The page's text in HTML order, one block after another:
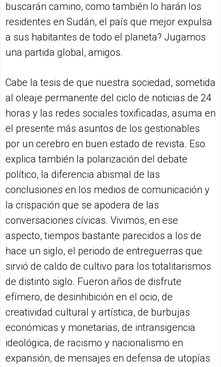
buscarán camino, como también lo harán los
residentes en Sudán, el país que mejor expulsa
a sus habitantes de todo el planeta? Jugamos
una partida global, amigos.
Cabe la tesis de que nuestra sociedad, sometida
al oleaje permanente del ciclo de noticias de 24
horas y las redes sociales toxificadas, asuma en
el presente más asuntos de los gestionables
por un cerebro en buen estado de revista. Eso
explica también la polarización del debate
político, la diferencia abismal de las
conclusiones en los medios de comunicación y
la crispación que se apodera de las
conversaciones cívicas. Vivimos, en ese
aspecto, tiempos bastante parecidos a los de
hace un siglo, el periodo de entreguerras que
sirvió de caldo de cultivo para los totalitarismos
de distinto siglo. Fueron años de disfrute
efímero, de desinhibición en el ocio, de
creatividad cultural y artística, de burbujas
económicas y monetarias, de intransigencia
ideológica, de racismo y nacionalismo en
expansión, de mensajes en defensa de utopías